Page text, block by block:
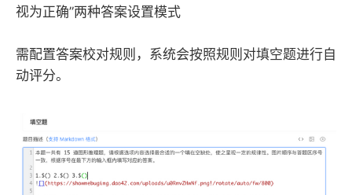
视为正确”两种答案设置模式
需配置答案校对规则，系统会按照规则对填空题进行自
动评分。